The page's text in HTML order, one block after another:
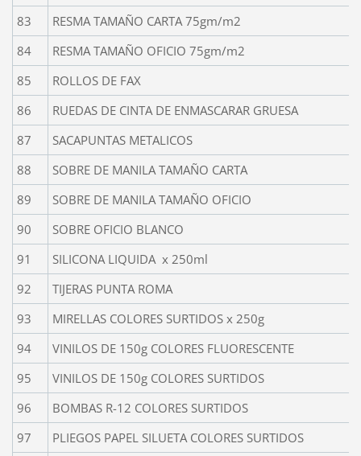
83
RESMA TAMAÑO CARTA 75gm/m2
84
RESMA TAMAÑO OFICIO 75gm/m2
85
ROLLOS DE FAX
86
RUEDAS DE CINTA DE ENMASCARAR GRUESA
87
SACAPUNTAS METALICOS
88
SOBRE DE MANILA TAMAÑO CARTA
89
SOBRE DE MANILA TAMAÑO OFICIO
90
SOBRE OFICIO BLANCO
91
SILICONA LIQUIDA x 250ml
92
TIJERAS PUNTA ROMA
93
MIRELLAS COLORES SURTIDOS x 250g
94
VINILOS DE 150g COLORES FLUORESCENTE
95
VINILOS DE 150g COLORES SURTIDOS
96
BOMBAS R-12 COLORES SURTIDOS
97
PLIEGOS PAPEL SILUETA COLORES SURTIDOS